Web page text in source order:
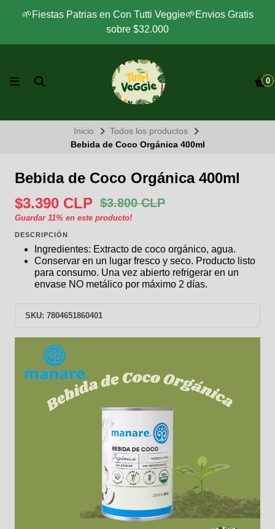
🌱Fiestas Patrias en Con Tutti Veggie🌱Envios Gratis
sobre $32.000
0
Inicio
Todos los productos
Bebida de Coco Orgánica 400ml
Bebida de Coco Orgánica 400ml
$3.390 CLP $3.800 CLP
Guardar 11% en este producto!
DESCRIPCIÓN
Ingredientes: Extracto de coco orgánico, agua.
Conservar en un lugar fresco y seco. Producto listo
para consumo. Una vez abierto refrigerar en un
envase NO metálico por máximo 2 días.
SKU: 7804651860401